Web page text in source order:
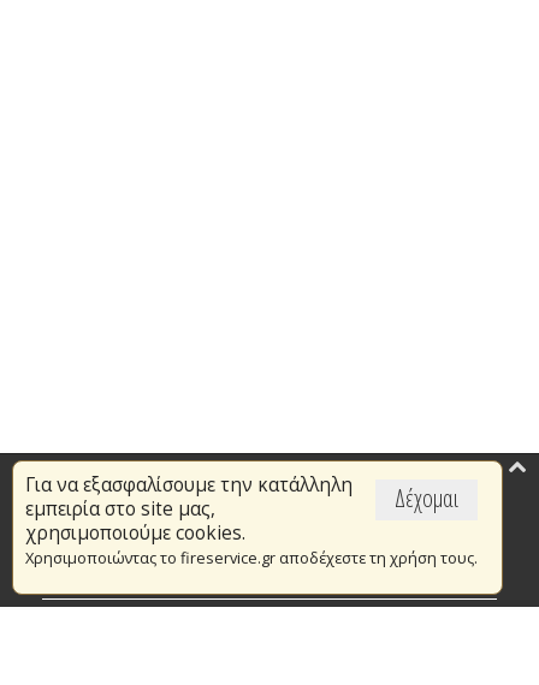
Δέχομαι
Για να εξασφαλίσουμε την κατάλληλη
εμπειρία στο site μας,
χρησιμοποιούμε cookies.
Χρησιμοποιώντας το fireservice.gr αποδέχεστε τη χρήση τους.
Επικαιρότητα
Το Πυροσβεστικό Σώμα